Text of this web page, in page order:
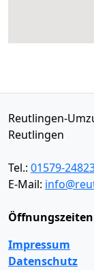
Reutlingen-
Reutlingen
Tel.: 01579-
E-Mail:
Impressum
Datenschutz